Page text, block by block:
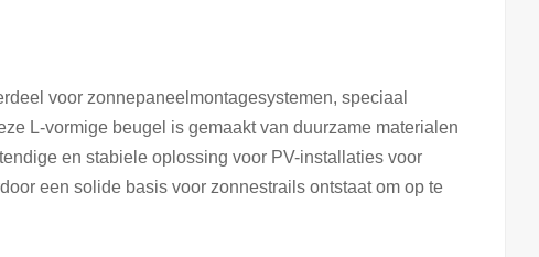
voor zonnepaneelmontagesystemen, speciaal
L-vormige beugel is gemaakt van duurzame materialen
en stabiele oplossing voor PV-installaties voor
een solide basis voor zonnestrails ontstaat om op te